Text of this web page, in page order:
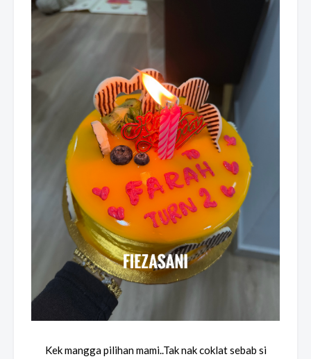
Kek mangga pilihan mami..Tak nak coklat sebab si